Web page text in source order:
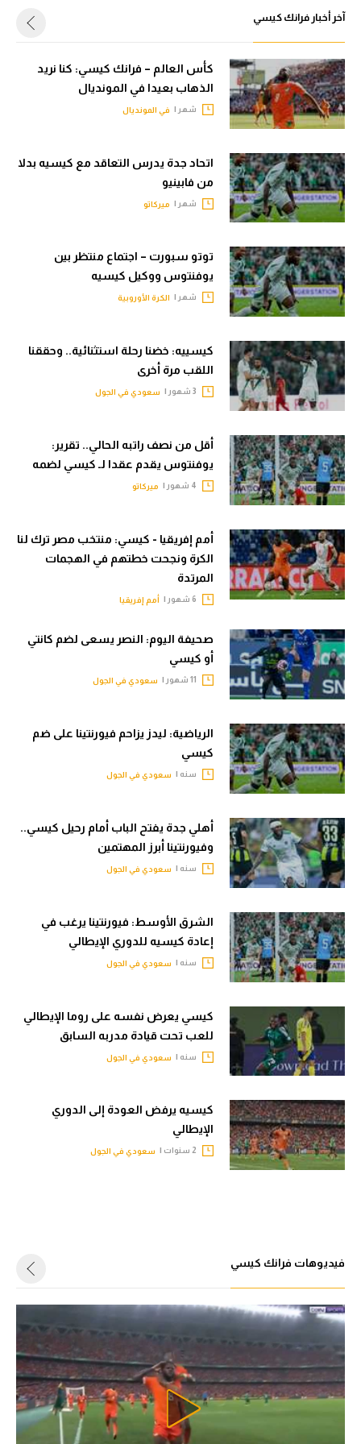
الوطن العربي
رياضة نسائية
آسيا
ركن الألعاب
Gamers
ميركاتو
تحقيق في الجول
تقرير في الجول
تحليل في الجول
كويز في الجول
فيديو في الجول
آخر أخبار فرانك كيسي
كأس العالم – فرانك كيسي: كنا نريد
الذهاب بعيدا في المونديال
شهر | في المونديال
اتحاد جدة يدرس التعاقد مع كيسيه بدلا
من فابينيو
شهر | ميركاتو
توتو سبورت – اجتماع منتظر بين
يوفنتوس ووكيل كيسيه
شهر | الكرة الأوروبية
كيسييه: خضنا رحلة استثنائية.. وحققنا
اللقب مرة أخرى
سعودي في الجول
أقل من نصف راتبه الحالي.. تقرير:
يوفنتوس يقدم عقدا لـ كيسي لضمه
ميركاتو
أمم إفريقيا - كيسي: منتخب مصر ترك لنا
الكرة ونجحت خطتهم في الهجمات
المرتدة
أمم إفريقيا
صحيفة اليوم: النصر يسعى لضم كانتي
أو كيسي
سعودي في الجول
الرياضية: ليدز يزاحم فيورنتينا على ضم
كيسي
سنه | سعودي في الجول
أهلي جدة يفتح الباب أمام رحيل كيسي..
وفيورنتينا أبرز المهتمين
سنه | سعودي في الجول
الشرق الأوسط: فيورنتينا يرغب في
إعادة كيسيه للدوري الإيطالي
سنه | سعودي في الجول
كيسي يعرض نفسه على روما الإيطالي
للعب تحت قيادة مدربه السابق
سنه | سعودي في الجول
كيسيه يرفض العودة إلى الدوري
الإيطالي
سعودي في الجول
فيديوهات فرانك كيسي